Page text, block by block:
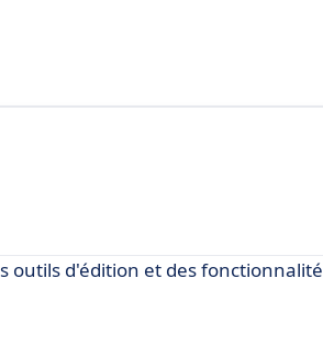
outils d'édition et des